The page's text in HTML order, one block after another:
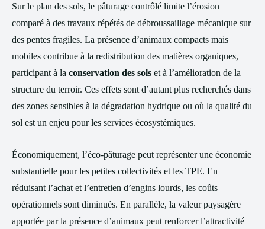
Sur le plan des sols, le pâturage contrôlé limite l’érosion
comparé à des travaux répétés de débroussaillage mécanique sur
des pentes fragiles. La présence d’animaux compacts mais
mobiles contribue à la redistribution des matières organiques,
participant à la conservation des sols et à l’amélioration de la
structure du terroir. Ces effets sont d’autant plus recherchés dans
des zones sensibles à la dégradation hydrique ou où la qualité du
sol est un enjeu pour les services écosystémiques.
Économiquement, l’éco‑pâturage peut représenter une économie
substantielle pour les petites collectivités et les TPE. En
réduisant l’achat et l’entretien d’engins lourds, les coûts
opérationnels sont diminués. En parallèle, la valeur paysagère
apportée par la présence d’animaux peut renforcer l’attractivité